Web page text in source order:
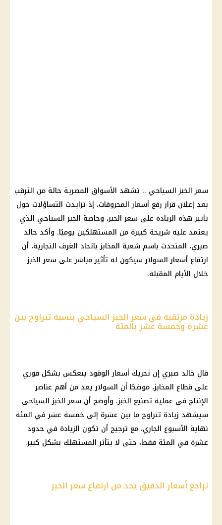
سعر الخبز السياحي .. تشهد الأسواق المصرية حالة من الترقب
بعد إعلان قرار رفع أسعار المحروقات، إذ تزايدت التساؤلات حول
تأثير هذه الزيادة على سعر الخبز، وخاصة الخبز السياحي الذي
يعتمد عليه شريحة كبيرة من المستهلكين يوميًا. وأكد خالد
صبري، المتحدث باسم شعبة المخابز باتحاد الغرف التجارية، أن
ارتفاع أسعار السولار سيكون له تأثير مباشر على سعر الخبز
خلال الأيام المقبلة.
زيادة مرتقبة في سعر الخبز السياحي بنسبة تتراوح بين
عشرة وخمسة عشر بالمئة
قال خالد صبري إن تحريك أسعار الوقود ينعكس بشكل فوري
على قطاع المخابز، موضحًا أن السولار يعد من أهم عناصر
الإنتاج في عملية تصنيع الخبز. وأوضح أن سعر الخبز السياحي
سيشهد زيادة تتراوح ما بين عشرة إلى خمسة عشر في المئة
نهاية الأسبوع الجاري، مع ترجيح أن تكون الزيادة في حدود
عشرة في المئة فقط، حتى لا يتأثر المستهلك بشكل كبير.
تراجع أسعار الدقيق يحد من ارتفاع سعر الخبز